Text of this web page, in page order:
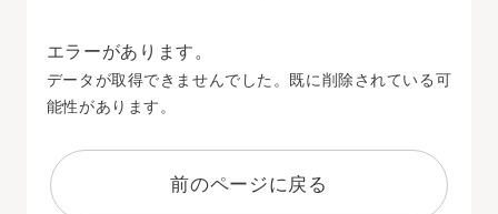
エラーがあります。
データが取得できませんでした。既に削除されている可
能性があります。
前のページに戻る